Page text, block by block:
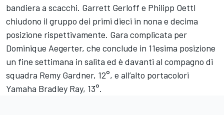
bandiera a scacchi. Garrett Gerloff e Philipp Oettl
chiudono il gruppo dei primi dieci in nona e decima
posizione rispettivamente. Gara complicata per
Dominique Aegerter, che conclude in 11esima posizione
un fine settimana in salita ed è davanti al compagno di
squadra Remy Gardner, 12°, e all’alto portacolori
Yamaha Bradley Ray, 13°.